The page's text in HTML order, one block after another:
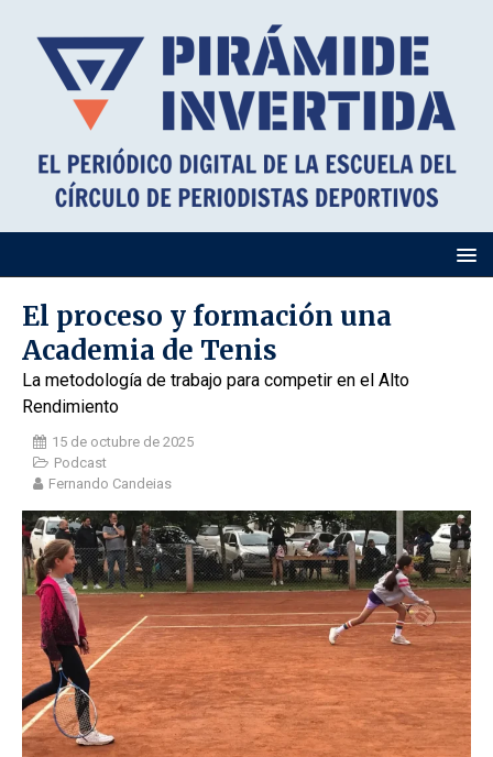
El proceso y formación una
Academia de Tenis
La metodología de trabajo para competir en el Alto
Rendimiento
15 de octubre de 2025
Podcast
Fernando Candeias